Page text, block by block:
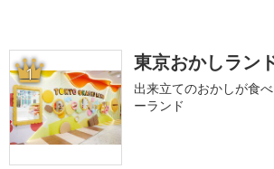
1 東京おかしラン
出来立てのおかしが食
ーランド